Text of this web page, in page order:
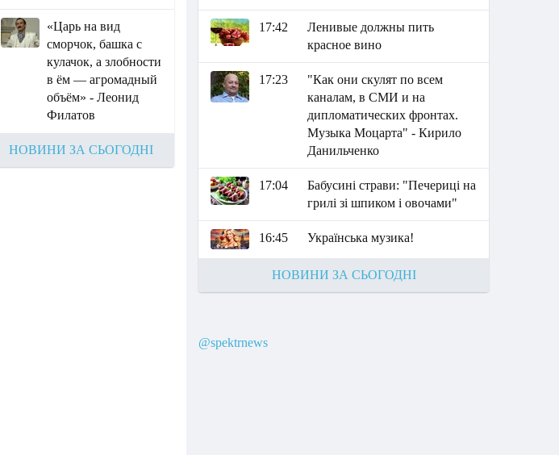
«Царь на вид
сморчок, башка с
кулачок, а злобности
в ём — агромадный
объём» - Леонид
Филатов
НОВИНИ ЗА СЬОГОДНІ
17:42
Ленивые должны пить
красное вино
17:23
"Как они скулят по всем
каналам, в СМИ и на
дипломатических фронтах.
Музыка Моцарта" - Кирило
Данильченко
17:04
Бабусині страви: "Печериці на
грилі зі шпиком і овочами"
16:45 Українська музика!
НОВИНИ ЗА СЬОГОДНІ
@spektrnews